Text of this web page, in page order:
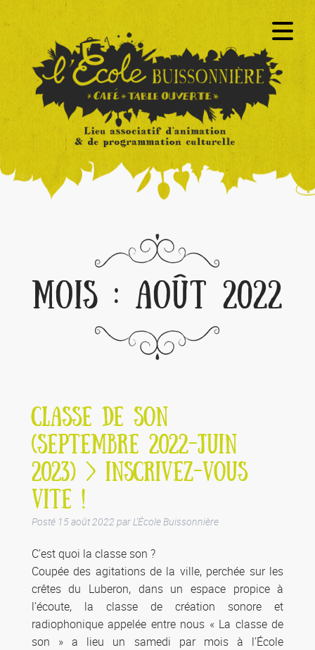
MOIS : AOÛT 2022
CLASSE DE SON
(SEPTEMBRE 2022-JUIN
2023) > INSCRIVEZ-VOUS
VITE !
Posté 15 août 2022 par L'École Buissonnière
C’est quoi la classe son ?
Coupée des agitations de la ville, perchée sur les
crêtes du Luberon, dans un espace propice à
l’écoute, la classe de création sonore et
radiophonique appelée entre nous « La classe de
son » a lieu un samedi par mois à l’École